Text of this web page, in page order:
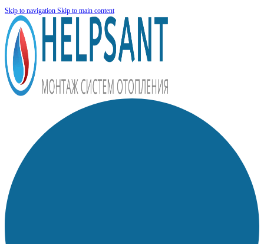
Skip to navigation Skip to main content